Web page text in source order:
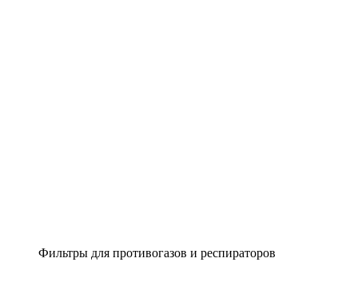
Фильтры для противогазов и респираторов